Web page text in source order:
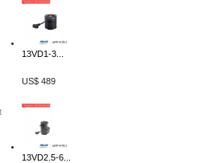
13VD1-3...
US$ 489
13VD2.5-6...